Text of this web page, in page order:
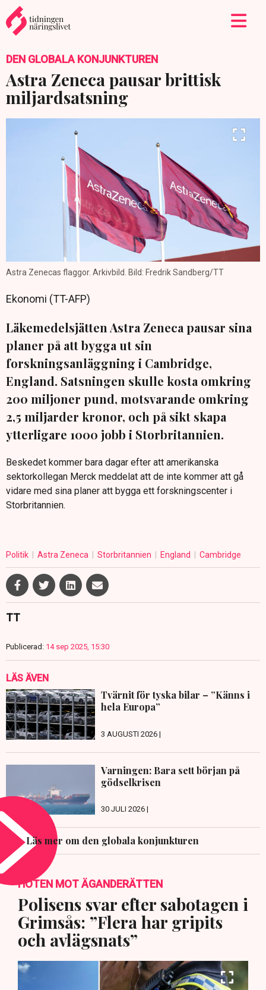
DEN GLOBALA KONJUNKTUREN
Astra Zeneca pausar brittisk
miljardsatsning
Astra Zenecas flaggor. Arkivbild. Bild: Fredrik Sandberg/TT
Ekonomi (TT-AFP)
Läkemedelsjätten Astra Zeneca pausar sina
planer på att bygga ut sin
forskningsanläggning i Cambridge,
England. Satsningen skulle kosta omkring
200 miljoner pund, motsvarande omkring
2,5 miljarder kronor, och på sikt skapa
ytterligare 1000 jobb i Storbritannien.
Beskedet kommer bara dagar efter att amerikanska
sektorkollegan Merck meddelat att de inte kommer att gå
vidare med sina planer att bygga ett forskningscenter i
Storbritannien.
Politik Astra Zeneca Storbritannien England Cambridge
TT
Publicerad: 14 sep 2025, 15:30
LÄS ÄVEN
Tvärnit för tyska bilar – ”Känns i
hela Europa”
3 AUGUSTI 2026 |
Varningen: Bara sett början på
gödselkrisen
30 JULI 2026 |
Läs mer om den globala konjunkturen
HOTEN MOT ÄGANDERÄTTEN
Polisens svar efter sabotagen i
Grimsås: ”Flera har gripits
och avlägsnats”